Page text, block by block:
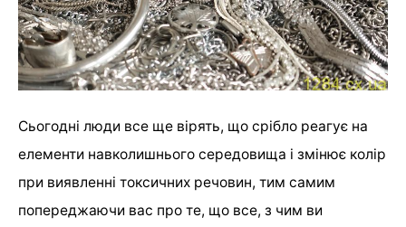
Сьогодні люди все ще вірять, що срібло реагує на
елементи навколишнього середовища і змінює колір
при виявленні токсичних речовин, тим самим
попереджаючи вас про те, що все, з чим ви